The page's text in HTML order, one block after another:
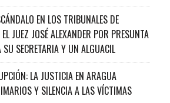
EN LOS TRIBUNALES DE
JUEZ JOSÉ ALEXANDER POR PRESUNTA
SECRETARIA Y UN ALGUACIL
LA JUSTICIA EN ARAGUA
Y SILENCIA A LAS VÍCTIMAS